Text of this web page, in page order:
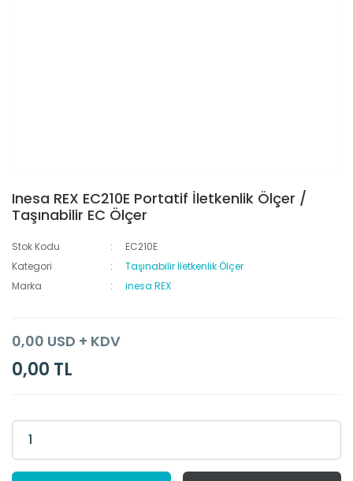
Inesa REX EC210E Portatif İletkenlik Ölçer /
Taşınabilir EC Ölçer
Stok Kodu
EC210E
Kategori
Taşınabilir İletkenlik Ölçer
Marka
inesa REX
0,00 USD + KDV
0,00 TL